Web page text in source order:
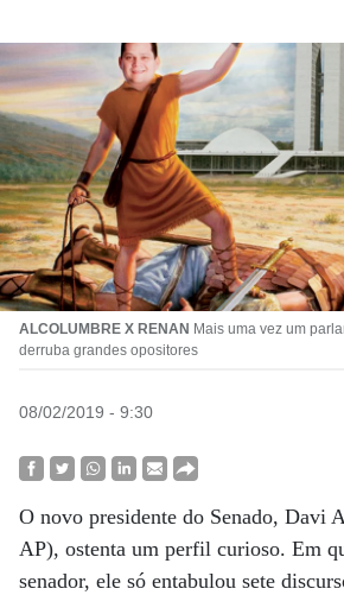
ALCOLUMBRE X RENAN Mais uma vez um
derruba grandes opositores
08/02/2019 - 9:30
O novo presidente do Senado, Davi
AP), ostenta um perfil curioso. Em
senador, ele só entabulou sete